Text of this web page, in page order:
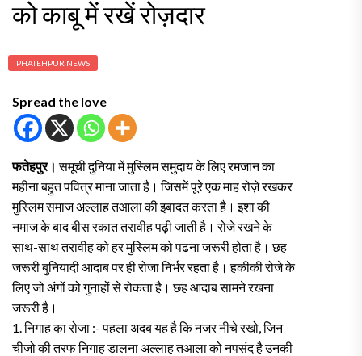
को काबू में रखें रोज़दार
PHATEHPUR NEWS
Spread the love
फतेहपुर। समूची दुनिया में मुस्लिम समुदाय के लिए रमजान का
महीना बहुत पवित्र माना जाता है। जिसमें पूरे एक माह रोज़े रखकर
मुस्लिम समाज अल्लाह तआला की इबादत करता है। इशा की
नमाज के बाद बीस रकात तरावीह पढ़ी जाती है। रोजे रखने के
साथ-साथ तरावीह को हर मुस्लिम को पढना जरूरी होता है। छह
जरूरी बुनियादी आदाब पर ही रोजा निर्भर रहता है। हकीकी रोजे के
लिए जो अंगों को गुनाहों से रोकता है। छह आदाब सामने रखना
जरूरी है।
1. निगाह का रोजा :- पहला अदब यह है कि नजर नीचे रखो, जिन
चीजो की तरफ निगाह डालना अल्लाह तआला को नपसंद है उनकी